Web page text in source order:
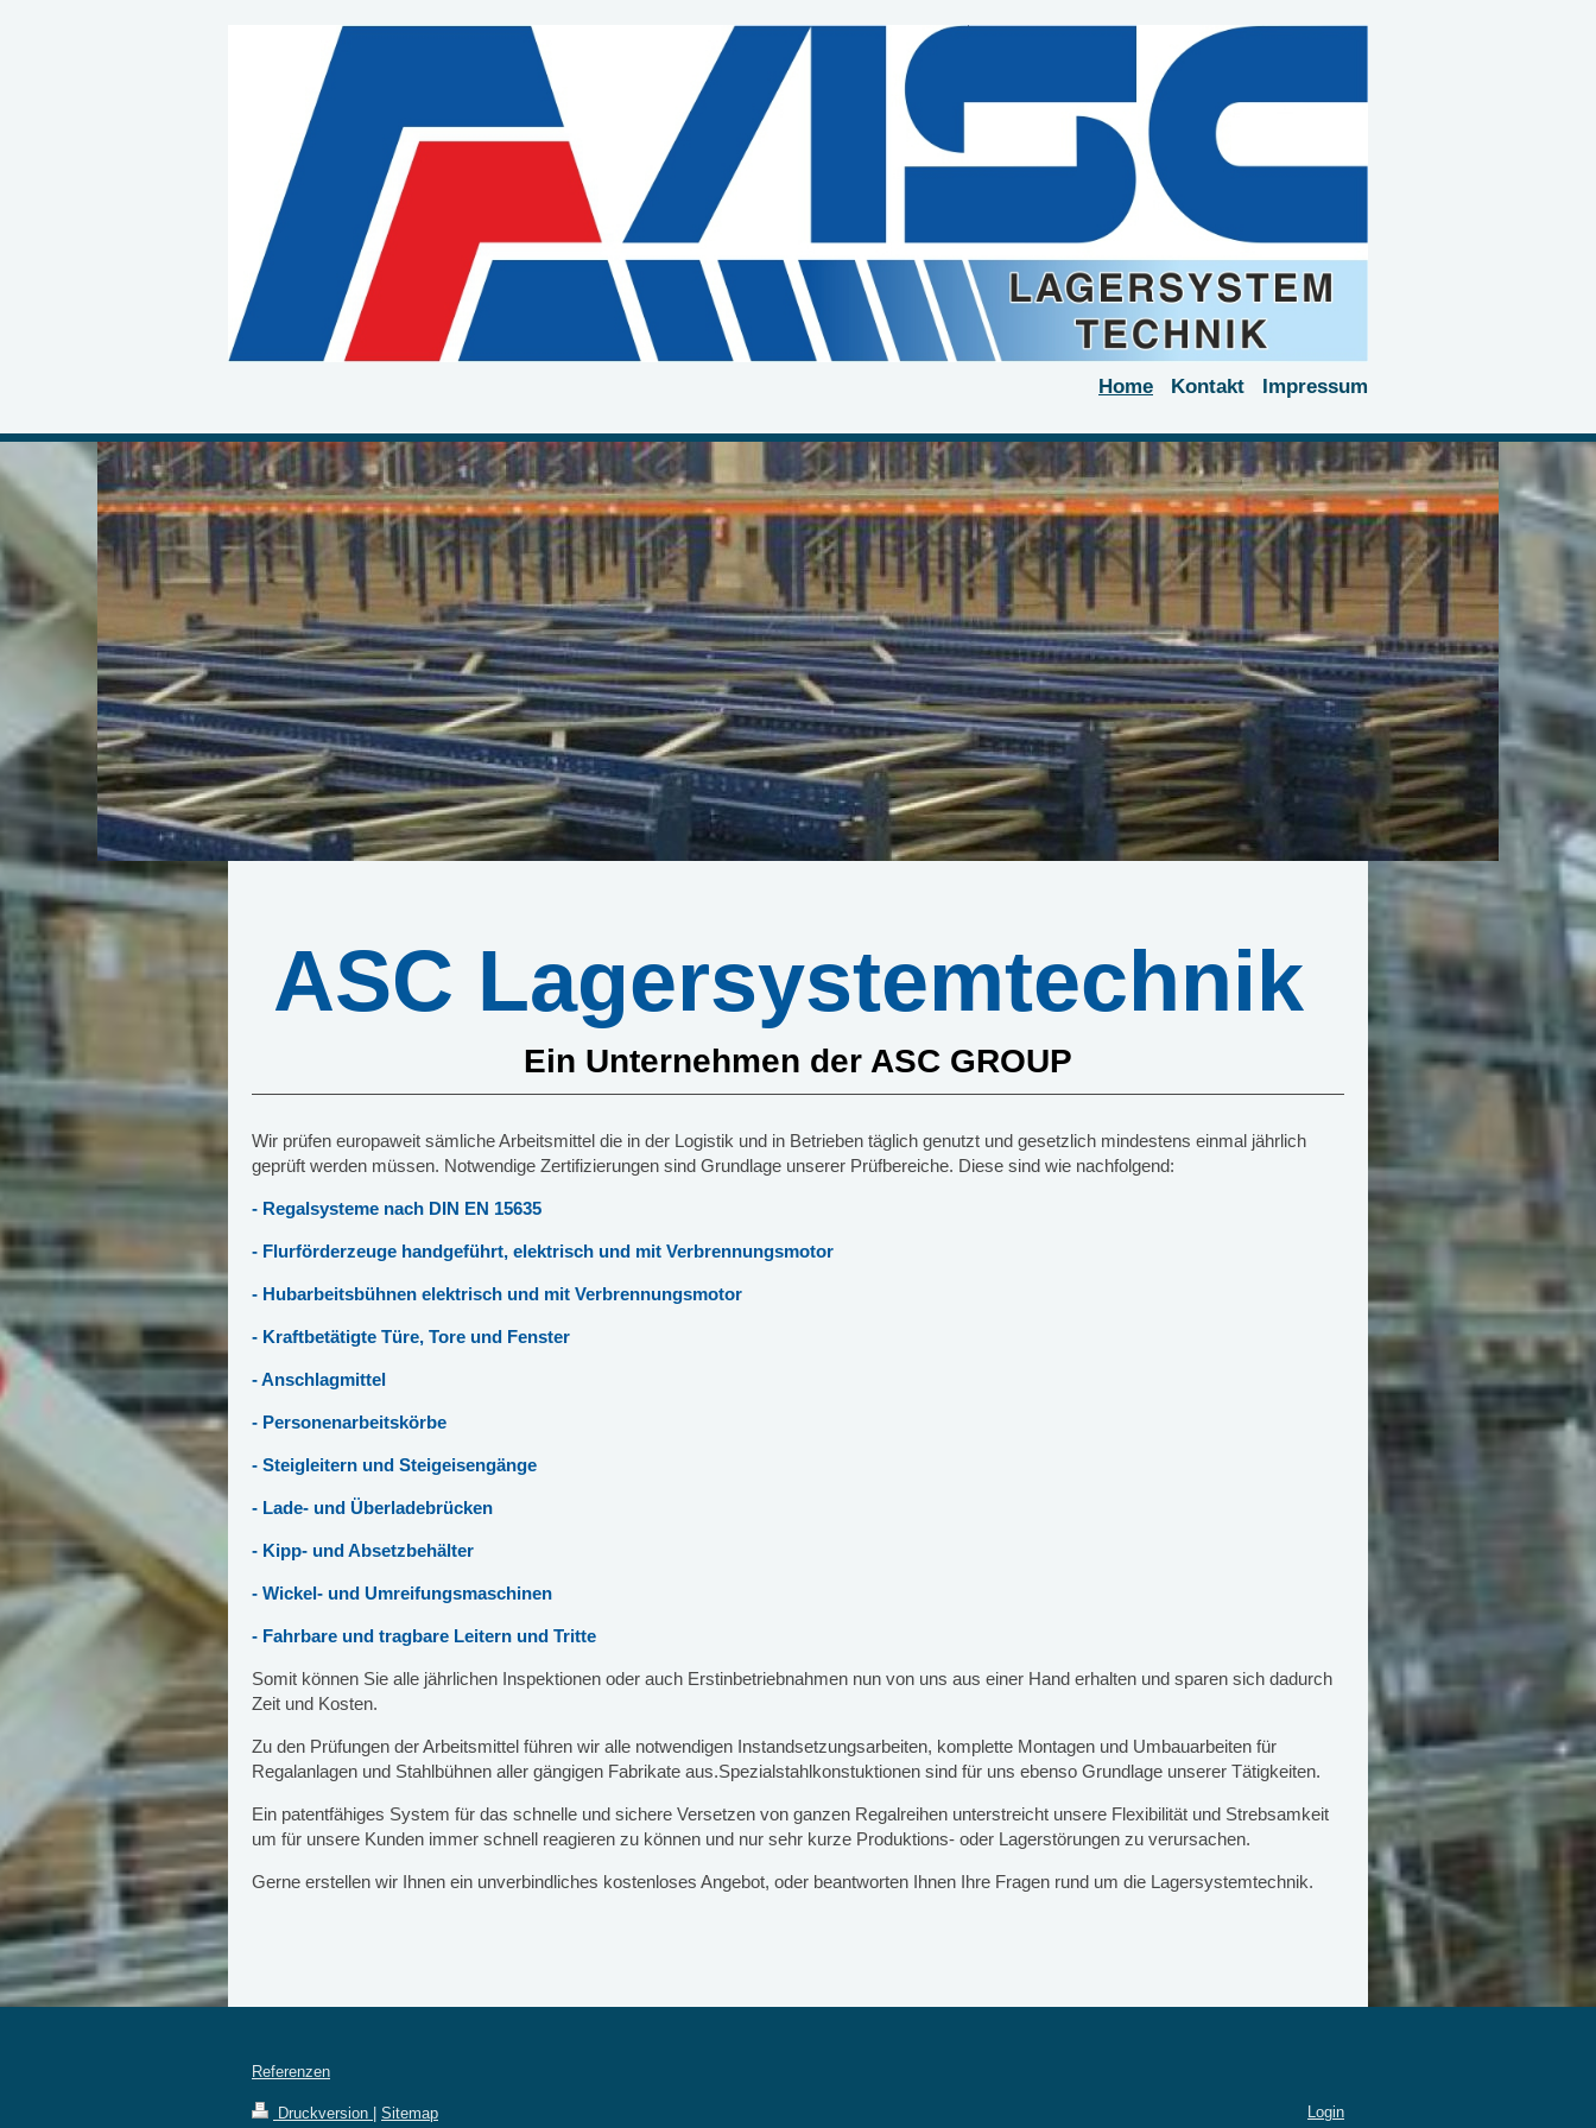
Home Kontakt Impressum
ASC Lagersystemtechnik
Ein Unternehmen der ASC GROUP
Wir prüfen europaweit sämliche Arbeitsmittel die in der Logistik und in Betrieben täglich genutzt und gesetzlich mindestens einmal jährlich
geprüft werden müssen. Notwendige Zertifizierungen sind Grundlage unserer Prüfbereiche. Diese sind wie nachfolgend:
- Regalsysteme nach DIN EN 15635
- Flurförderzeuge handgeführt, elektrisch und mit Verbrennungsmotor
- Hubarbeitsbühnen elektrisch und mit Verbrennungsmotor
- Kraftbetätigte Türe, Tore und Fenster
- Anschlagmittel
- Personenarbeitskörbe
- Steigleitern und Steigeisengänge
- Lade- und Überladebrücken
- Kipp- und Absetzbehälter
- Wickel- und Umreifungsmaschinen
- Fahrbare und tragbare Leitern und Tritte
Somit können Sie alle jährlichen Inspektionen oder auch Erstinbetriebnahmen nun von uns aus einer Hand erhalten und sparen sich dadurch
Zeit und Kosten.
Zu den Prüfungen der Arbeitsmittel führen wir alle notwendigen Instandsetzungsarbeiten, komplette Montagen und Umbauarbeiten für
Regalanlagen und Stahlbühnen aller gängigen Fabrikate aus.Spezialstahlkonstuktionen sind für uns ebenso Grundlage unserer Tätigkeiten.
Ein patentfähiges System für das schnelle und sichere Versetzen von ganzen Regalreihen unterstreicht unsere Flexibilität und Strebsamkeit
um für unsere Kunden immer schnell reagieren zu können und nur sehr kurze Produktions- oder Lagerstörungen zu verursachen.
Gerne erstellen wir Ihnen ein unverbindliches kostenloses Angebot, oder beantworten Ihnen Ihre Fragen rund um die Lagersystemtechnik.
Referenzen
Druckversion | Sitemap
Login